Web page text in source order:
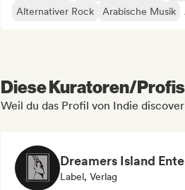
Alternativer Rock
Arabische Musik
Diese Kuratoren/
Weil du das Profil von Indie
Label, Verlag